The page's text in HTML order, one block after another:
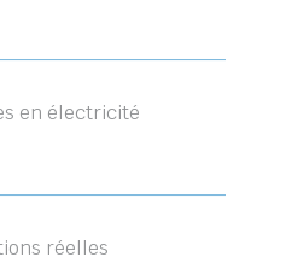
en électricité
réelles